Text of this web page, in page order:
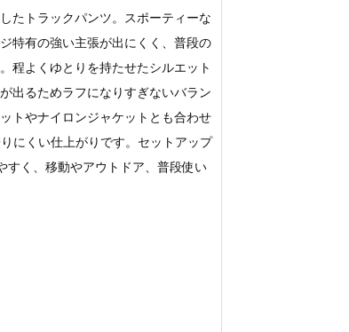
たトラックパンツ。スポーティーな
特有の強い主張が出にくく、普段の
程よくゆとりを持たせたシルエット
出るためラフになりすぎないバラン
トやナイロンジャケットとも合わせ
にくい仕上がりです。セットアップ
すく、移動やアウトドア、普段使い